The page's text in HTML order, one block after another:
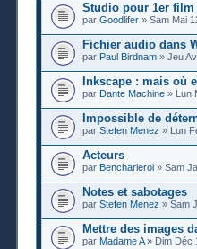
Studio pour 1er film
par Goodlifer » Sam Mai
Fichier audio dans
par Paul Birdnam » Jeu
Inkscape : mais où
par Dante Machine » Lun
Impossible de
par Stefen Menez » Lun
Acteurs
par Bencharleroi » Sam
Notes et sabotages
par Stefen Menez » Sam
Mettre des images
par Madame A» Dim Déc